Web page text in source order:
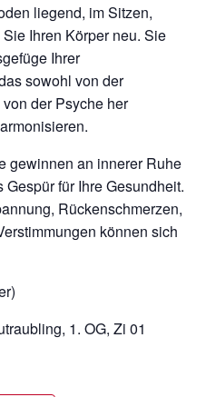
liegend, im Sitzen,
Ihren Körper neu. Sie
Ihrer
sowohl von der
der Psyche her
gewinnen an innerer Ruhe
für Ihre Gesundheit.
Rückenschmerzen,
können sich
1. OG, Zi 01